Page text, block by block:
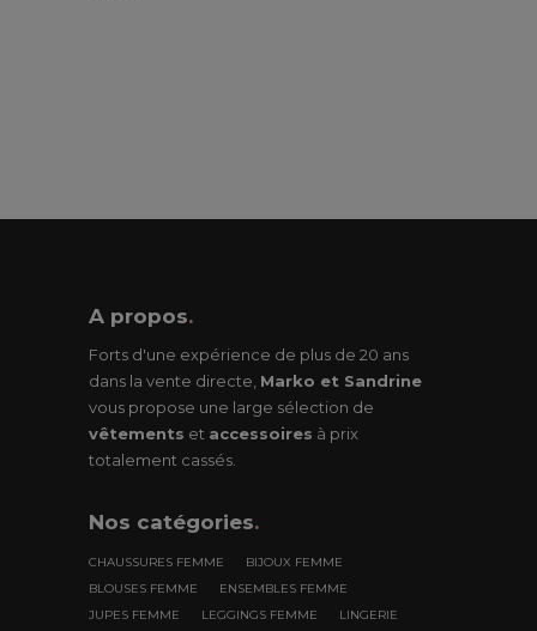
A propos.
Forts d'une expérience de plus de 20 ans
dans la vente directe, Marko et Sandrine
vous propose une large sélection de
vêtements et accessoires à prix
totalement cassés.
Nos catégories.
CHAUSSURES FEMME
BIJOUX FEMME
BLOUSES FEMME
ENSEMBLES FEMME
JUPES FEMME
LEGGINGS FEMME
LINGERIE